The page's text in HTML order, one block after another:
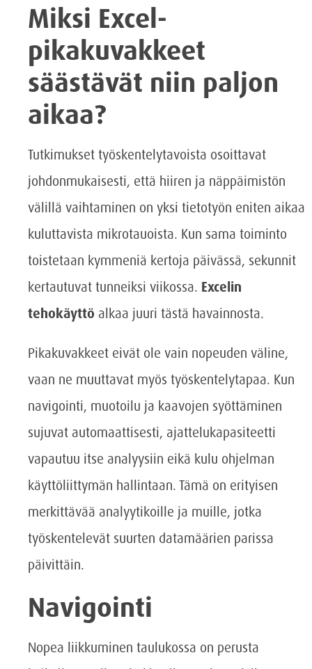
Miksi Excel-
pikakuvakkeet
säästävät niin paljon
aikaa?
Tutkimukset työskentelytavoista osoittavat
johdonmukaisesti, että hiiren ja näppäimistön
välillä vaihtaminen on yksi tietotyön eniten aikaa
kuluttavista mikrotauoista. Kun sama toiminto
toistetaan kymmeniä kertoja päivässä, sekunnit
kertautuvat tunneiksi viikossa. Excelin
tehokäyttö alkaa juuri tästä havainnosta.
Pikakuvakkeet eivät ole vain nopeuden väline,
vaan ne muuttavat myös työskentelytapaa. Kun
navigointi, muotoilu ja kaavojen syöttäminen
sujuvat automaattisesti, ajattelukapasiteetti
vapautuu itse analyysiin eikä kulu ohjelman
käyttöliittymän hallintaan. Tämä on erityisen
merkittävää analyytikoille ja muille, jotka
työskentelevät suurten datamäärien parissa
päivittäin.
Navigointi
Nopea liikkuminen taulukossa on perusta